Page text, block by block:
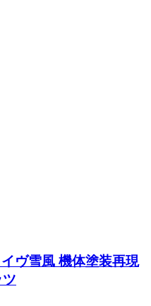
ヴ雪風 機体塗装再現